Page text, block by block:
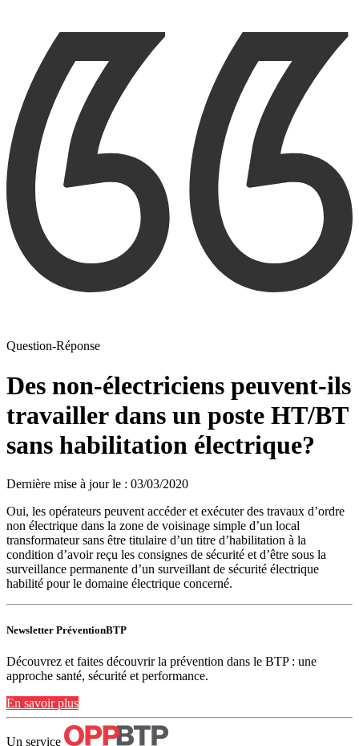
Question-Réponse
Des non-électriciens peuvent-ils
travailler dans un poste HT/BT
sans habilitation électrique?
Dernière mise à jour le : 03/03/2020
Oui, les opérateurs peuvent accéder et exécuter des travaux d’ordre
non électrique dans la zone de voisinage simple d’un local
transformateur sans être titulaire d’un titre d’habilitation à la
condition d’avoir reçu les consignes de sécurité et d’être sous la
surveillance permanente d’un surveillant de sécurité électrique
habilité pour le domaine électrique concerné.
Newsletter PréventionBTP
Découvrez et faites découvrir la prévention dans le BTP : une
approche santé, sécurité et performance.
En savoir plus
Un service